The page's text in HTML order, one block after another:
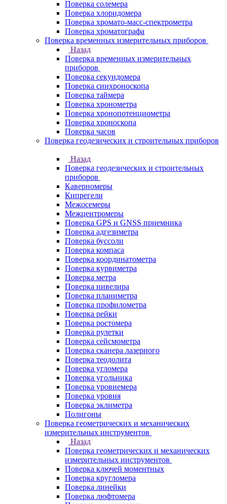
Поверка солемера
Поверка хлоридомера
Поверка хромато-масс-спектрометра
Поверка хроматографа
Поверка временных измерительных приборов
Назад
Поверка временных измерительных
приборов
Поверка секундомера
Поверка синхроноскопа
Поверка таймера
Поверка хронометра
Поверка хронопотенциометра
Поверка хроноскопа
Поверка часов
Поверка геодезических и строительных приборов
Назад
Поверка геодезических и строительных
приборов
Каверномеры
Кипрегели
Межосемеры
Межцентромеры
Поверка GPS и GNSS приемника
Поверка адгезиметра
Поверка буссоли
Поверка компаса
Поверка координатометра
Поверка курвиметра
Поверка метра
Поверка нивелира
Поверка планиметра
Поверка профилометра
Поверка рейки
Поверка ростомера
Поверка рулетки
Поверка сейсмометра
Поверка сканера лазерного
Поверка теодолита
Поверка угломера
Поверка угольника
Поверка уровнемера
Поверка уровня
Поверка эклиметра
Полигоны
Поверка геометрических и механических
измерительных инструментов
Назад
Поверка геометрических и механических
измерительных инструментов
Поверка ключей моментных
Поверка кругломера
Поверка линейки
Поверка люфтомера